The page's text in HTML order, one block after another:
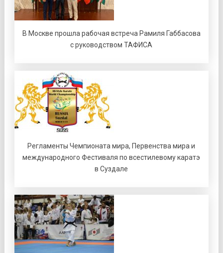
В Москве прошла рабочая встреча Рамиля Габбасова
с руководством ТАФИСА
Регламенты Чемпионата мира, Первенства мира и
международного Фестиваля по всестилевому каратэ
в Суздале